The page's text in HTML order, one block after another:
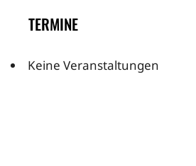
TERMINE
Keine Veranstaltungen